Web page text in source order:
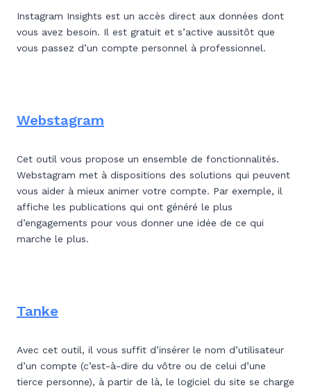
Instagram Insights est un accès direct aux données dont
vous avez besoin. Il est gratuit et s’active aussitôt que
vous passez d’un compte personnel à professionnel.
Webstagram
Cet outil vous propose un ensemble de fonctionnalités.
Webstagram met à dispositions des solutions qui peuvent
vous aider à mieux animer votre compte. Par exemple, il
affiche les publications qui ont généré le plus
d’engagements pour vous donner une idée de ce qui
marche le plus.
Tanke
Avec cet outil, il vous suffit d’insérer le nom d’utilisateur
d’un compte (c’est-à-dire du vôtre ou de celui d’une
tierce personne), à partir de là, le logiciel du site se charge